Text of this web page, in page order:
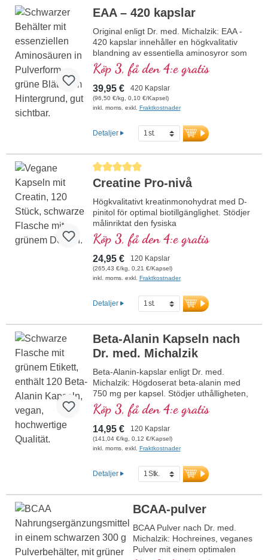
EAA – 420 kapslar
Original enligt Dr. med. Michalzik: EAA -
420 kapslar innehåller en högkvalitativ
blandning av essentiella aminosyror som
föreligger i optimala förhållanden. Denna
formula är fri från tillsatser och tillverkas i
Tyskland. Förseglingen är aluminiumfri.
mer information om EAA - 420
kapslar
Köp 3, få den 4:e gratis
39,95 € 420 Kapslar
(96,50 €/kg, 0,10 €/Kapsel)
inkl. moms. exkl. Fraktkostnader
Detaljer
Genomsnittligt betyg på 5 av 5 stjärnor
Creatine Pro-nivå
Högkvalitativt kreatinmonohydrat med D-
pinitol för optimal biotillgänglighet. Stödjer
målinriktat den fysiska
prestationsförmågan, särskilt vid intensiva
träningspass. Kombinationen med D-
pinitol bidrar till ett förbättrat upptag av
kreatin i muskelcellerna, vilket ökar
effekten. Perfekt för idrottare, styrke- och
muskelåterhämtning. 100 % rent, utan
tillsatser, veganskt och tillverkat i Tyskland
Mer information om Creatine Pro
Köp 3, få den 4:e gratis
24,95 € 120 Kapslar
(265,43 €/kg, 0,21 €/Kapsel)
inkl. moms. exkl. Fraktkostnader
Detaljer
Beta-Alanin Kapseln nach
Dr. med. Michalzik
Beta-Alanin-kapslar enligt Dr. med.
Michalzik: Högdoserat beta-alanin med
750 mg per kapsel. Stödjer uthålligheten,
minskar mjölksyrabildningen och främjar
återhämtningen. Perfekt för idrottare och
aktiva människor.
mer information om Beta-Alanin-
Köp 3, få den 4:e gratis
14,95 € 120 Kapslar
(141,04 €/kg, 0,12 €/Kapsel)
inkl. moms. exkl. Fraktkostnader
Detaljer
BCAA-pulver
BCAA Pulver nach Dr. med.
Michalzik: Hochreines, veganes
Pulver mit einem optimalen